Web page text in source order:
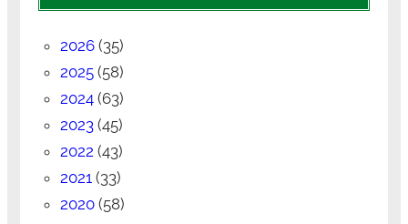
2026(35)
2025(58)
2024(63)
2023(45)
2022 (43)
2021(33)
2020(58)